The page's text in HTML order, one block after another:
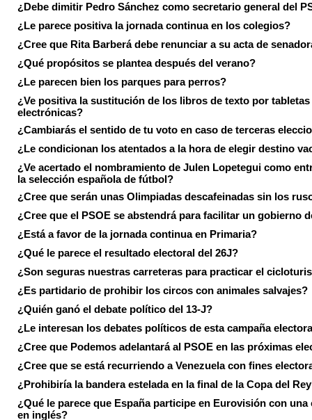
¿Debe dimitir Pedro Sánchez como secretario general del
¿Le parece positiva la jornada continua en los colegios?
¿Cree que Rita Barberá debe renunciar a su acta de
¿Qué propósitos se plantea después del verano?
¿Le parecen bien los parques para perros?
¿Ve positiva la sustitución de los libros de texto por tabletas
electrónicas?
¿Cambiarás el sentido de tu voto en caso de terceras
¿Le condicionan los atentados a la hora de elegir destino
¿Ve acertado el nombramiento de Julen Lopetegui como
la selección española de fútbol?
¿Cree que serán unas Olimpiadas descafeinadas sin los
¿Cree que el PSOE se abstendrá para facilitar un gobierno
¿Está a favor de la jornada continua en Primaria?
¿Qué le parece el resultado electoral del 26J?
¿Son seguras nuestras carreteras para practicar el
¿Es partidario de prohibir los circos con animales salvajes?
¿Quién ganó el debate político del 13-J?
¿Le interesan los debates políticos de esta campaña
¿Cree que Podemos adelantará al PSOE en las próximas
¿Cree que se está recurriendo a Venezuela con fines
¿Prohibiría la bandera estelada en la final de la Copa del
¿Qué le parece que España participe en Eurovisión con una
en inglés?